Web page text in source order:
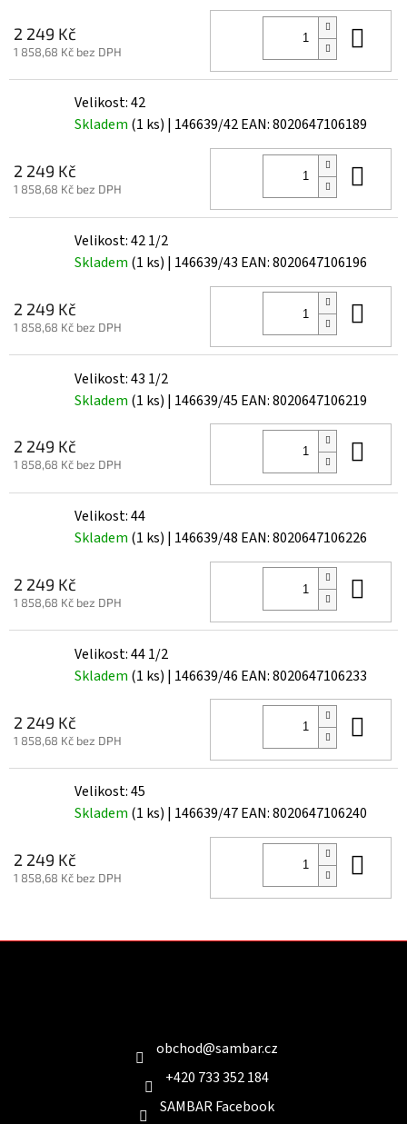
2 249 Kč
1 858,68 Kč bez DPH
Velikost: 42
Skladem (1 ks) | 146639/42EAN:8020647106189
2 249 Kč
1 858,68 Kč bez DPH
Velikost: 42 1/2
Skladem (1 ks) | 146639/43 EAN:8020647106196
2 249 Kč
1 858,68 Kč bez DPH
Velikost: 43 1/2
Skladem (1 ks) | 146639/45 EAN:8020647106219
2 249 Kč
1 858,68 Kč bez DPH
Velikost: 44
Skladem (1 ks) | 146639/48 EAN:8020647106226
2 249 Kč
1 858,68 Kč bez DPH
Velikost: 44 1/2
Skladem (1 ks) | 146639/46 EAN:8020647106233
2 249 Kč
1 858,68 Kč bez DPH
Velikost: 45
Skladem (1 ks) | 146639/47EAN:8020647106240
2 249 Kč
1 858,68 Kč bez DPH
obchod@sambar.cz
+420 733 352 184
SAMBAR Facebook